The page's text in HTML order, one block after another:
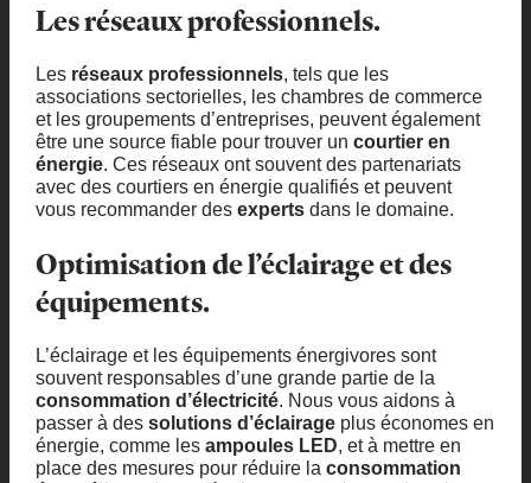
Les réseaux professionnels.
Les réseaux professionnels, tels que les
associations sectorielles, les chambres de commerce
et les groupements d’entreprises, peuvent également
être une source fiable pour trouver un courtier en
énergie. Ces réseaux ont souvent des partenariats
avec des courtiers en énergie qualifiés et peuvent
vous recommander des expertsdans le domaine.
Optimisation de l’éclairage et des
équipements.
L’éclairage et les équipements énergivores sont
souvent responsables d’une grande partie de la
consommation d’électricité. Nous vous aidons à
passer à des solutions d’éclairageplus économes en
énergie, comme les ampoules LED, et à mettre en
place des mesures pour réduire la consommation